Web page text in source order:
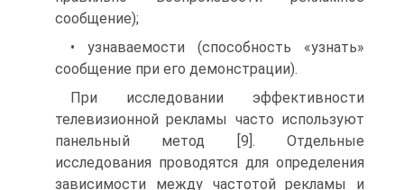
сообщение);
• узнаваемости (способность «узнать»
сообщение при его демонстрации).
При исследовании эффективности
телевизионной рекламы часто используют
панельный метод [9]. Отдельные
исследования проводятся для определения
зависимости между частотой рекламы и